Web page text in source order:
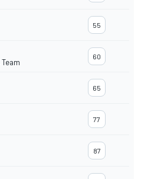
55
60
65
77
87